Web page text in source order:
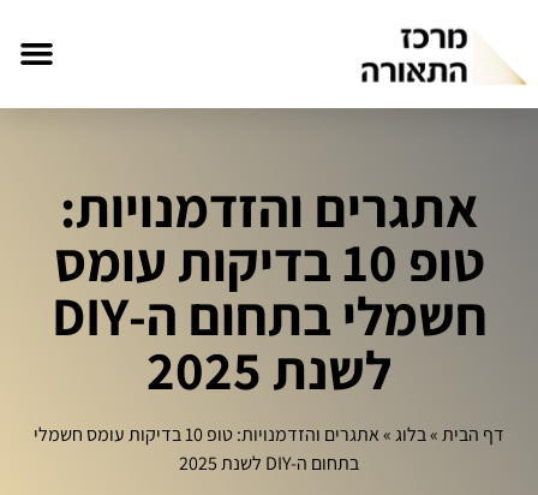
אתגרים והזדמנויות:
טופ 10 בדיקות עומס
חשמלי בתחום ה-DIY
לשנת 2025
דף הבית»בלוג»
אתגרים והזדמנויות: טופ 10 בדיקות עומס חשמלי
בתחום ה-DIY לשנת 2025